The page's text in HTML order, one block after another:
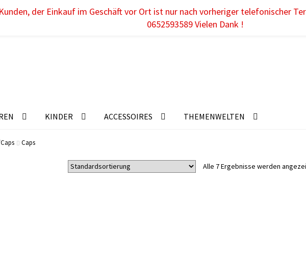
KINDER ACCESSOIRES THEMENWELTEN
Caps
Alle 7 Ergebnisse werden
der Einkauf im Geschäft vor Ort ist nur nach vorheriger telefonischer
0652593589 Vielen Dank !